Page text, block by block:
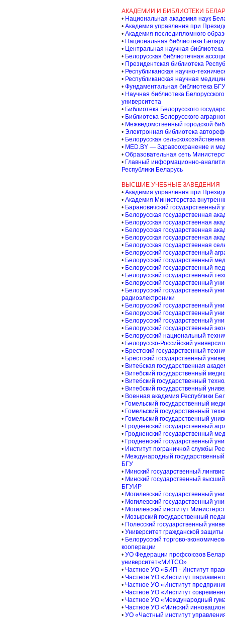
АКАДЕМИИ И БИБЛИОТЕКИ
• Национальная академия наук
• Академия управления при
• Академия последипломного
• Национальная библиотека
• Центральная научная
• Белорусская библиотечная
• Президентская библиотека
• Республиканская научно-
• Республиканская научная
• Фундаментальная библиотека БГУ
• Научная библиотека
университета
• Библиотека Белорусского
• Библиотека Белорусского
• Межведомственный городской
• Электронная библиотека
• Белорусская
• MED.BY — Здравоохранение и
• Образовательная сеть
• Главный информационно-
Республики Беларусь
ВЫСШИЕ УЧЕБНЫЕ ЗАВЕДЕНИЯ
• Академия управления при
• Академия Министерства
• Барановичский государственный
• Белорусская государственная
• Белорусская государственная
• Белорусская государственная
• Белорусская государственная
• Белорусская государственная
• Белорусский государственный
• Белорусский государственный
• Белорусский государственный
• Белорусский государственный
• Белорусский государственный
• Белорусский государственный
радиоэлектроники
• Белорусский государственный
• Белорусский государственный
• Белорусский государственный
• Белорусский государственный
• Белорусский национальный
• Белорусско-Российский
• Брестский государственный
• Брестский государственный
• Витебская государственная
• Витебский государственный
• Витебский государственный
• Витебский государственный
• Военная академия Республики
• Гомельский государственный
• Гомельский государственный
• Гомельский государственный
• Гродненский государственный
• Гродненский государственный
• Гродненский государственный
• Институт пограничной службы
• Международный
БГУ
• Минский государственный
• Минский государственный
БГУИР
• Могилевский государственный
• Могилевский государственный
• Могилевский институт
• Мозырский государственный
• Полесский государственный
• Университет гражданской
• Белорусский торгово-
кооперации
• УО Федерации профсоюзов
университет«МИТСО»
• Частное УО «БИП - Институт
• Частное УО «Институт
• Частное УО «Институт
• Частное УО «Институт
• Частное УО «Международный
• Частное УО «Минский
• УО «Частный институт